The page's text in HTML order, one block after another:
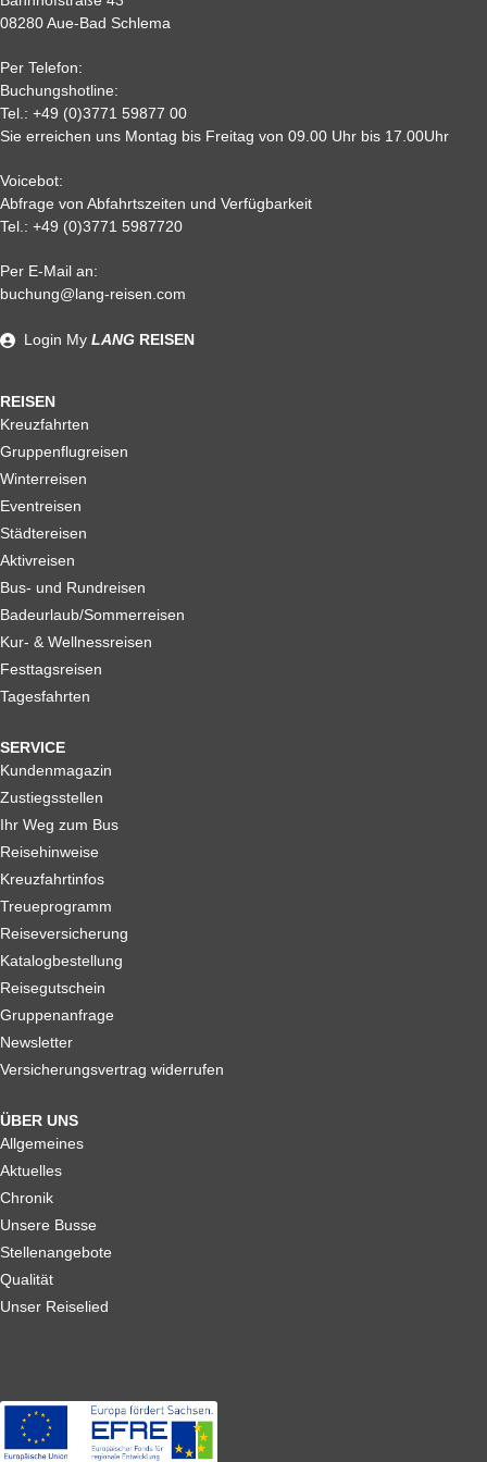
2
Nichtantritt
Alle weiteren Stronierungsbedingungen entnehmen Sie bitte
unseren AGB. Wir empfehlen Ihnen den Abschluss einer
Reiserücktrittskostenversicherung
08280 Aue-Bad Schlema
Per Telefon:
Buchungshotline:
Tel.: +49 (0)3771 59877 00
Sie erreichen uns Montag bis Freitag von 09.00 Uhr bis 17.00Uhr
Voicebot:
Abfrage von Abfahrtszeiten und Verfügbarkeit
Tel.: +49 (0)3771 5987720
Per E-Mail an:
buchung@lang-reisen.com
REISEN
Kreuzfahrten
Gruppenflugreisen
Winterreisen
Eventreisen
Städtereisen
Aktivreisen
Bus- und Rundreisen
Badeurlaub/Sommerreisen
Kur- & Wellnessreisen
Festtagsreisen
Tagesfahrten
SERVICE
Kundenmagazin
Zustiegsstellen
Ihr Weg zum Bus
Reisehinweise
Kreuzfahrtinfos
Treueprogramm
Reiseversicherung
Katalogbestellung
Reisegutschein
Gruppenanfrage
Newsletter
Versicherungsvertrag widerrufen
ÜBER UNS
Allgemeines
Aktuelles
Chronik
Unsere Busse
Stellenangebote
Qualität
Unser Reiselied
Login My LANG REISEN